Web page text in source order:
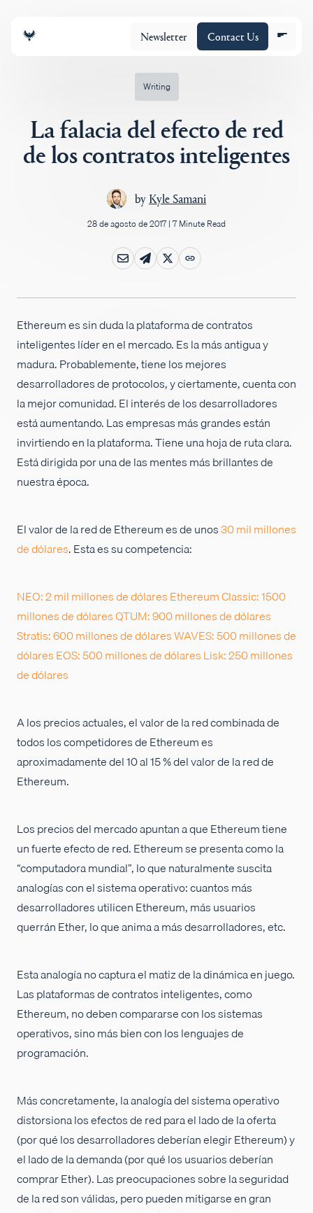
Newsletter Contact Us
Equipo
Policy
Empleos
Writing
La falacia del efecto de red
de los contratos inteligentes
by Kyle Samani
28 de agosto de 2017| 7 Minute Read
Ethereum es sin duda la plataforma de contratos
inteligentes líder en el mercado. Es la más antigua y
madura. Probablemente, tiene los mejores
desarrolladores de protocolos, y ciertamente, cuenta con
la mejor comunidad. El interés de los desarrolladores
está aumentando. Las empresas más grandes están
invirtiendo en la plataforma. Tiene una hoja de ruta clara.
Está dirigida por una de las mentes más brillantes de
nuestra época.
El valor de la red de Ethereum es de unos30 mil millones
de dólares. Esta es su competencia:
NEO: 2 mil millones de dólaresEthereum Classic: 1500
millones de dólaresQTUM: 900 millones de dólares
Stratis: 600 millones de dólaresWAVES: 500 millones de
dólaresEOS: 500 millones de dólaresLisk: 250 millones
de dólares
A los precios actuales, el valor de la red combinada de
todos los competidores de Ethereum es
aproximadamente del 10 al 15 % del valor de la red de
Ethereum.
Los precios del mercado apuntan a que Ethereum tiene
un fuerte efecto de red. Ethereum se presenta como la
“computadora mundial”, lo que naturalmente suscita
analogías con el sistema operativo: cuantos más
desarrolladores utilicen Ethereum, más usuarios
querrán Ether, lo que anima a más desarrolladores, etc.
Esta analogía no captura el matiz de la dinámica en juego.
Las plataformas de contratos inteligentes, como
Ethereum, no deben compararse con los sistemas
operativos, sino más bien con los lenguajes de
programación.
Más concretamente, la analogía del sistema operativo
distorsiona los efectos de red para el lado de la oferta
(por qué los desarrolladores deberían elegir Ethereum) y
el lado de la demanda (por qué los usuarios deberían
comprar Ether). Las preocupaciones sobre la seguridad
de la red son válidas, pero pueden mitigarse en gran